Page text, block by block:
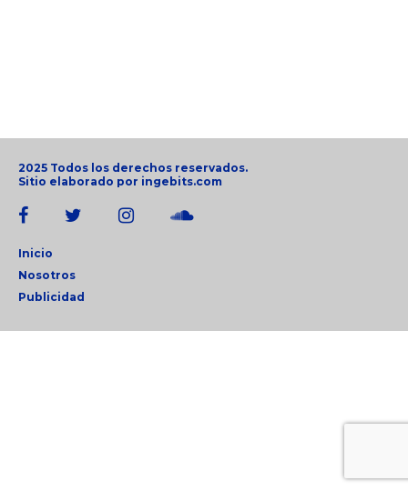
2025 Todos los derechos reservados.
Sitio elaborado por ingebits.com
Inicio
Nosotros
Publicidad